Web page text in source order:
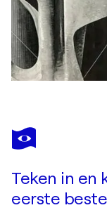
Teken in en
eerste